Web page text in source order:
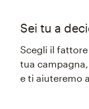
Sei tu a
Scegli il
tua
e ti aiuteremo